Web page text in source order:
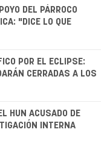
DEL PÁRROCO
"DICE LO QUE
POR EL ECLIPSE:
CERRADAS A LOS
HUN ACUSADO DE
INTERNA